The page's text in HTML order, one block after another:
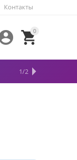
Контакты
0

(SPHINX)

1/2